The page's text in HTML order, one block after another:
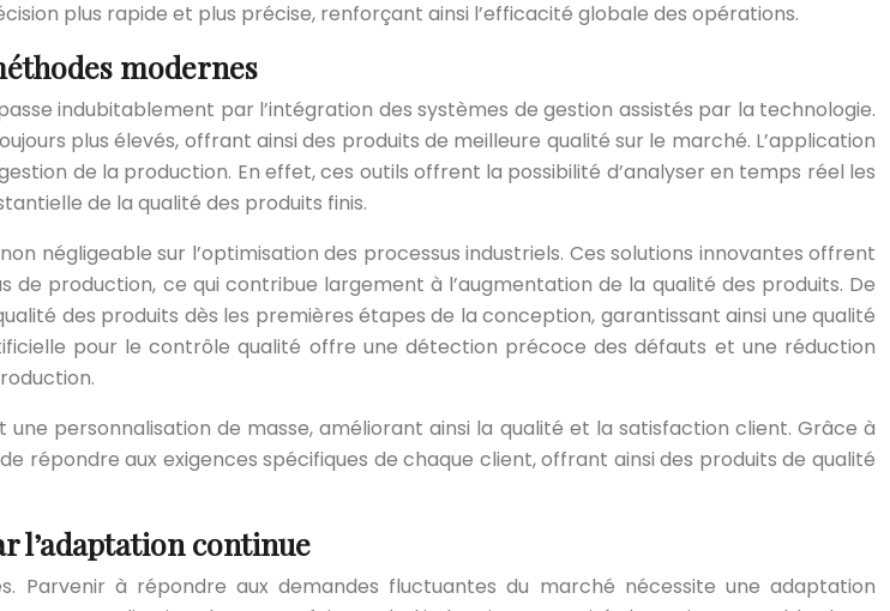
plus rapide et plus précise, renforçant ainsi l’efficacité globale des opérations.
modernes
indubitablement par l’intégration des systèmes de gestion assistés par la technologie.
plus élevés, offrant ainsi des produits de meilleure qualité sur le marché. L’application
de la production. En effet, ces outils offrent la possibilité d’analyser en temps réel les
de la qualité des produits finis.
négligeable sur l’optimisation des processus industriels. Ces solutions innovantes offrent
production, ce qui contribue largement à l’augmentation de la qualité des produits. De
des produits dès les premières étapes de la conception, garantissant ainsi une qualité
pour le contrôle qualité offre une détection précoce des défauts et une réduction
personnalisation de masse, améliorant ainsi la qualité et la satisfaction client. Grâce à
répondre aux exigences spécifiques de chaque client, offrant ainsi des produits de qualité
l’adaptation continue
Parvenir à répondre aux demandes fluctuantes du marché nécessite une adaptation